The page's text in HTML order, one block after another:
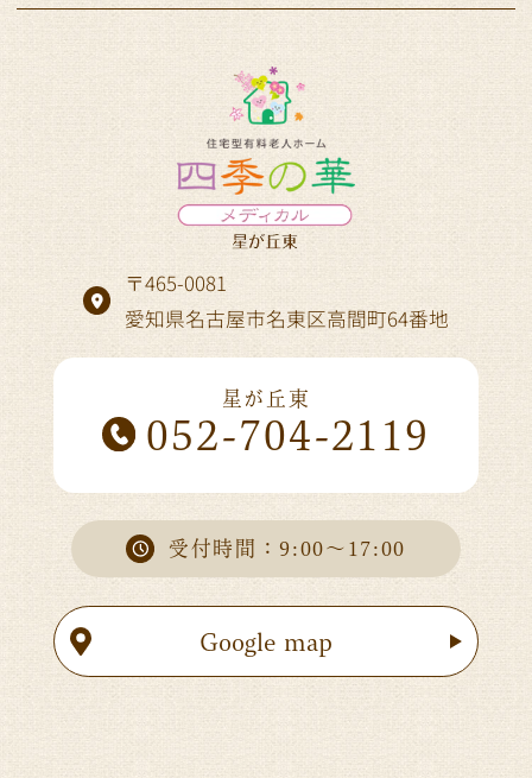
〒465-0081
愛知県名古屋市名東区高間町64番地
星が丘東
052-704-2119
受付時間：9:00～17:00
Google map